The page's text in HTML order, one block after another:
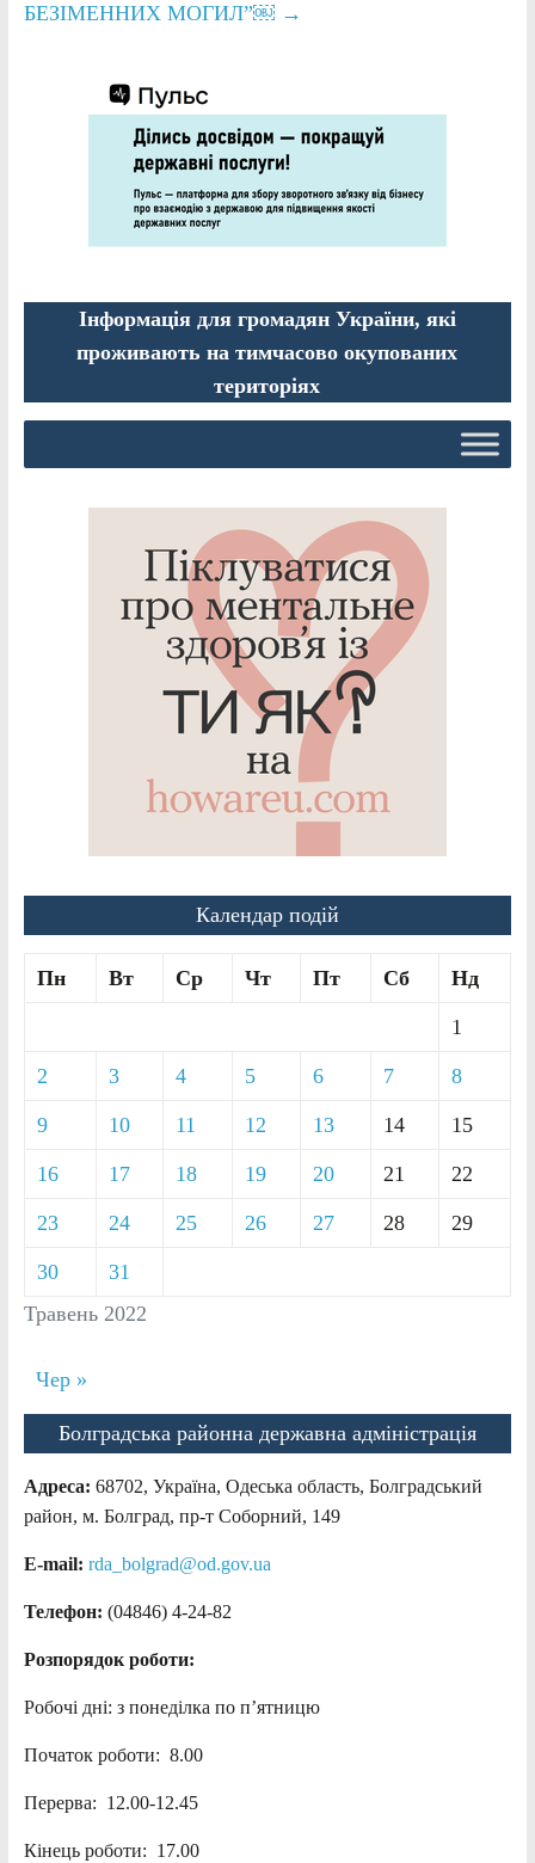
БЕЗІМЕННИХ МОГИЛ”￼ →
Інформація для громадян України, які
проживають на тимчасово окупованих
територіях
Календар подій
Травень 2022
Пн Вт Ср Чт Пт Сб Нд
1
2 3 4 5 6 7 8
9 10 11 12 13 14 15
16 17 18 19 20 21 22
23 24 25 26 27 28 29
30 31
Чер »
Болградська районна державна адміністрація
Адреса: 68702, Україна, Одеська область, Болградський
район, м. Болград, пр-т Соборний, 149
E-mail: rda_bolgrad@od.gov.ua
Телефон: (04846) 4-24-82
Розпорядок роботи:
Робочі дні: з понеділка по п’ятницю
Початок роботи: 8.00
Перерва: 12.00-12.45
Кінець роботи: 17.00